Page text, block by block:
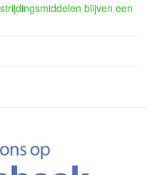
blijven een